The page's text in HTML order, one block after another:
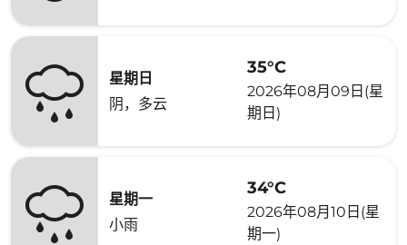
星期日
阴，多云
35°C
2026年08月09日(星
期日)
星期一
小雨
34°C
2026年08月10日(星
期一)